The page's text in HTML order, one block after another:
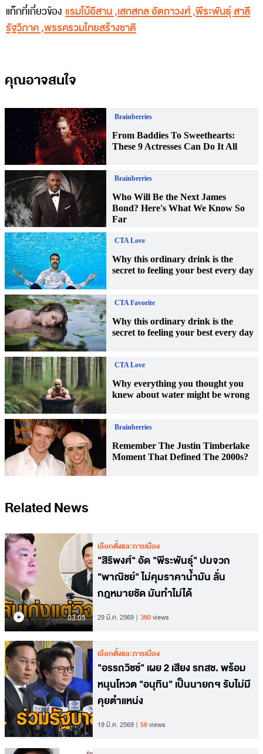
แท็กที่เกี่ยวข้อง แรมโบ้อีสาน,เสกสกล อัตถาวงศ์,พีระพันธุ์ สาลี
รัฐวิภาค,พรรครวมไทยสร้างชาติ
คุณอาจสนใจ
Related News
03.05
เลือกตั้งและการเมือง
"สิริพงศ์" อัด "พีระพันธุ์" ปมจวก
"พาณิชย์" ไม่คุมราคาน้ำมัน ลั่น
กฎหมายชัด มันทำไม่ได้
29 มี.ค. 2569 380views
เลือกตั้งและการเมือง
"อรรถวิชช์" เผย 2 เสียง รทสช. พร้อม
หนุนโหวต "อนุทิน" เป็นนายกฯ รับไม่มี
คุยตำแหน่ง
19 มี.ค. 2569 58views